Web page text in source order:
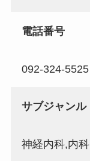
電話番号
092-324-5525
サブジャンル
神経内科,内科